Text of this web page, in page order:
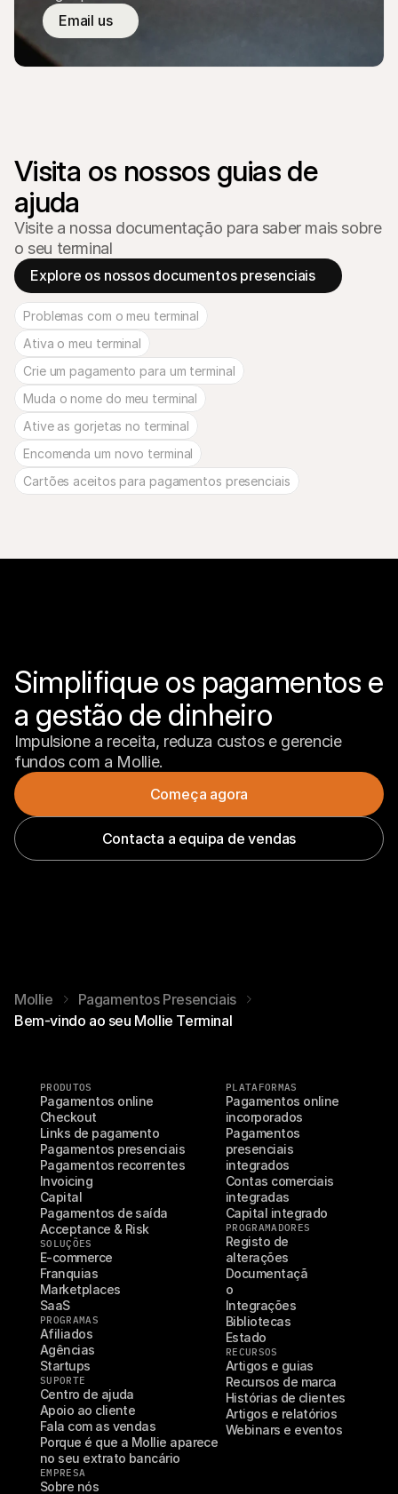
Email us
Visita os nossos guias de
ajuda
Visite a nossa documentação para saber mais sobre
o seu terminal
Explore os nossos documentos presenciais
Problemas com o meu terminal
Ativa o meu terminal
Crie um pagamento para um terminal
Muda o nome do meu terminal
Ative as gorjetas no terminal
Encomenda um novo terminal
Cartões aceitos para pagamentos presenciais
Simplifique os pagamentos e
a gestão de dinheiro
Impulsione a receita, reduza custos e gerencie
fundos com a Mollie.
Começa agora
Contacta a equipa de vendas
Mollie
Pagamentos Presenciais
Bem-vindo ao seu Mollie Terminal
PRODUTOS
Pagamentos online
Checkout
Links de pagamento
Pagamentos presenciais
Pagamentos recorrentes
Invoicing
Capital
Pagamentos de saída
Acceptance & Risk
SOLUÇÕES
E-commerce
Franquias
Marketplaces
SaaS
PROGRAMAS
Afiliados
Agências
Startups
SUPORTE
Centro de ajuda
Apoio ao cliente
Fala com as vendas
Porque é que a Mollie aparece
no seu extrato bancário
EMPRESA
Sobre nós
PLATAFORMAS
Pagamentos online
incorporados
Pagamentos
presenciais
integrados
Contas comerciais
integradas
Capital integrado
PROGRAMADORES
Registo de
alterações
Documentaçã
o
Integrações
Bibliotecas
Estado
RECURSOS
Artigos e guias
Recursos de marca
Histórias de clientes
Artigos e relatórios
Webinars e eventos